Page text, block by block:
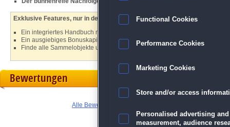
Exklusive Features, nur in der Sammleredition:
Ein integriertes Handbuch mit Tipps und Tricks
Ein ausgiebiges Bonuskapitel mit neuen Herausforderungen
Finde alle Sammelobjekte und hol dir viele weitere Extras
Bewertungen
Alle Bewertungen anzeigen
Functional Cookies
Performance Cookies
Marketing Cookies
Store and/or access
Personalised advertising
measurement, audience